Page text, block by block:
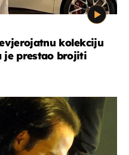
kolekciju
je prestao brojiti